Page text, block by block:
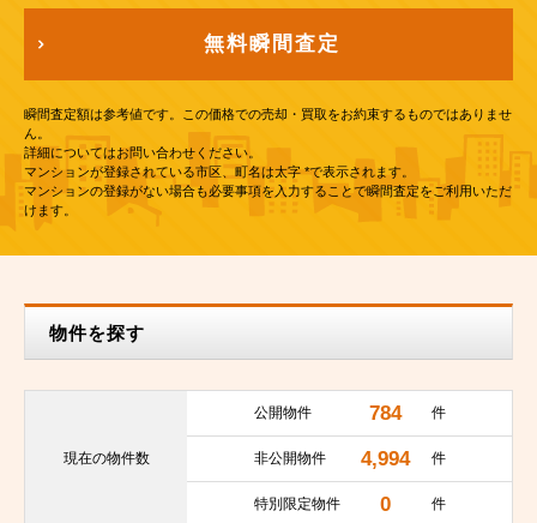
無料瞬間査定
瞬間査定額は参考値です。この価格での売却・買取をお約束するものではありませ
ん。
詳細についてはお問い合わせください。
マンションが登録されている市区、町名は太字 *で表示されます。
マンションの登録がない場合も必要事項を入力することで瞬間査定をご利用いただ
けます。
物件を探す
現在の物件数
公開物件 784 件
非公開物件 4,994 件
特別限定物件 0 件